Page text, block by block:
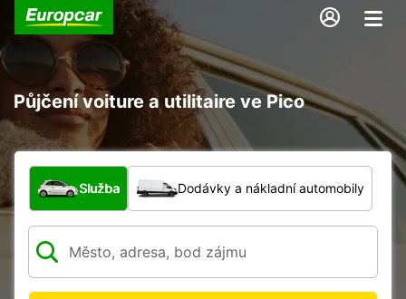
Půjčení voiture a utilitaire ve Pico
Jaký typ vozidla?
Služba Dodávky a nákladní automobily